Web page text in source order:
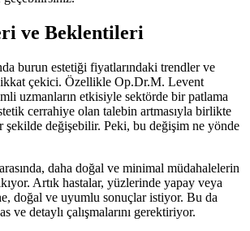
ve Beklentileri
burun estetiği fiyatlarındaki trendler ve
çekici. Özellikle Op.Dr.M. Levent
uzmanların etkisiyle sektörde bir patlama
cerrahiye olan talebin artmasıyla birlikte
değişebilir. Peki, bu değişim ne yönde
daha doğal ve minimal müdahalelerin
Artık hastalar, yüzlerinde yapay veya
doğal ve uyumlu sonuçlar istiyor. Bu da
ve detaylı çalışmalarını gerektiriyor.